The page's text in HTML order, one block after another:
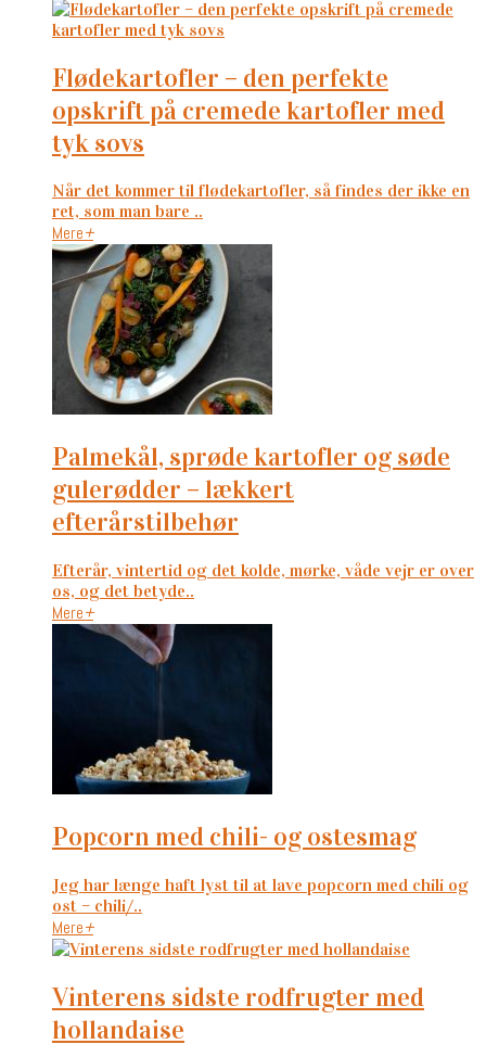
flødekartofler – den perfekte
opskrift på cremede kartofler med
tyk sovs
Når det kommer til flødekartofler, så findes der ikke en
ret, som man bare ..
Mere+
palmekål, sprøde kartofler og søde
gulerødder – lækkert
efterårstilbehør
Efterår, vintertid og det kolde, mørke, våde vejr er over
os, og det betyde..
Mere+
popcorn med chili- og ostesmag
Jeg har længe haft lyst til at lave popcorn med chili og
ost – chili/..
Mere+
vinterens sidste rodfrugter med
hollandaise